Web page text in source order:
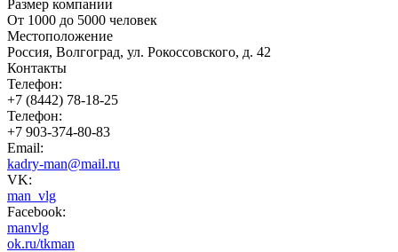
Размер компании
От 1000 до 5000 человек
Местоположение
Россия, Волгоград, ул. Рокоссовского, д. 42
Контакты
Телефон:
+7 (8442) 78-18-25
Телефон:
+7 903-374-80-83
Email:
kadry-man@mail.ru
VK:
man_vlg
Facebook:
manvlg
ok.ru/tkman